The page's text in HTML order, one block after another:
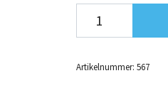
Artikelnummer: 567